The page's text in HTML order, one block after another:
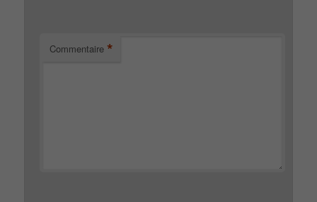
Commentaire *